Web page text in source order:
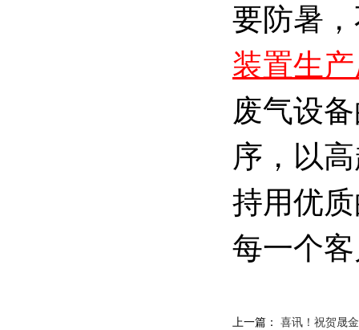
要防暑
装置生
废气设
序，以
持用优
每一个
上一篇： 喜讯！祝贺晟